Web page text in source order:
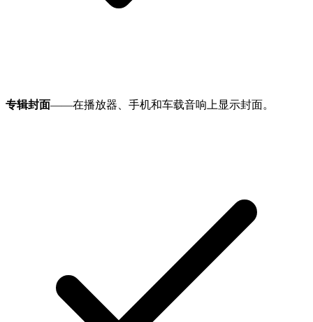
专辑封面——在播放器、手机和车载音响上显示封面。